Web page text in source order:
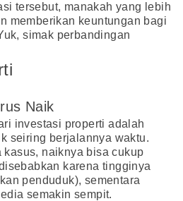
tersebut, manakah yang lebih
memberikan keuntungan bagi
simak perbandingan
Naik
investasi properti adalah
seiring berjalannya waktu.
kasus, naiknya bisa cukup
karena tingginya
penduduk), sementara
semakin sempit.